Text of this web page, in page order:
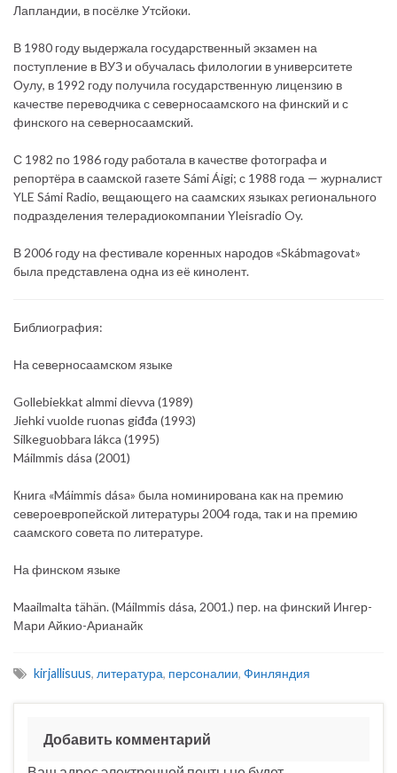
Лапландии, в посёлке Утсйоки.
В 1980 году выдержала государственный экзамен на
поступление в ВУЗ и обучалась филологии в университете
Оулу, в 1992 году получила государственную лицензию в
качестве переводчика с северносаамского на финский и с
финского на северносаамский.
С 1982 по 1986 году работала в качестве фотографа и
репортёра в саамской газете Sámi Áigi; с 1988 года — журналист
YLE Sámi Radio, вещающего на саамских языках регионального
подразделения телерадиокомпании Yleisradio Oy.
В 2006 году на фестивале коренных народов «Skábmagovat»
была представлена одна из её кинолент.
Библиография:
На северносаамском языке
Gollebiekkat almmi dievva (1989)
Jiehki vuolde ruonas giđđa (1993)
Silkeguobbara lákca (1995)
Máilmmis dása (2001)
Книга «Máimmis dása» была номинирована как на премию
североевропейской литературы 2004 года, так и на премию
саамского совета по литературе.
На финском языке
Maailmalta tähän. (Máilmmis dása, 2001.) пер. на финский Ингер-
Мари Айкио-Арианайк
kirjallisuus, литература, персоналии, Финляндия
Добавить комментарий